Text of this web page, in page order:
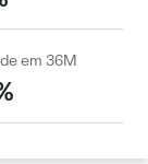
em 36M